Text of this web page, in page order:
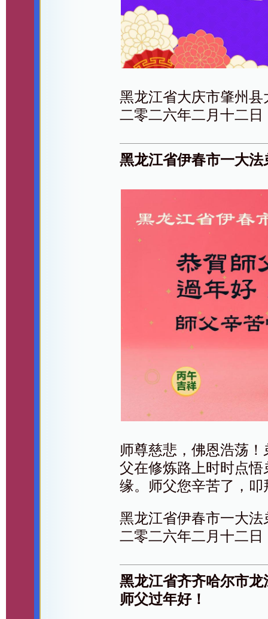
黑龙江省大庆市肇州
二零二六年二月十二日
黑龙江省伊春市一大
师尊慈悲，佛恩浩荡
父在修炼路上时时点
缘。师父您辛苦了，叩
黑龙江省伊春市一大法
二零二六年二月十二日
黑龙江省齐齐哈尔市
师父过年好！